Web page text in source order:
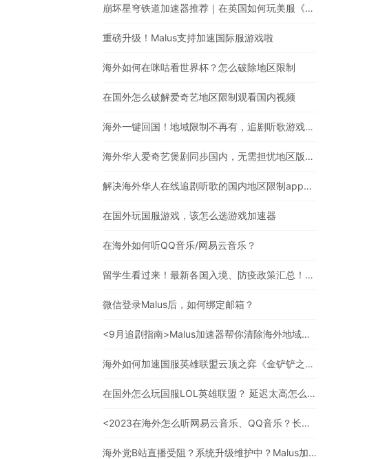
崩坏星穹铁道加速器推荐｜在英国如何玩美服《崩坏：星穹铁道》
重磅升级！Malus支持加速国际服游戏啦
海外如何在咪咕看世界杯？怎么破除地区限制
在国外怎么破解爱奇艺地区限制观看国内视频
海外一键回国！地域限制不再有，追剧听歌游戏全都行
海外华人爱奇艺煲剧同步国内，无需担忧地区版权限制
解决海外华人在线追剧听歌的国内地区限制app，强烈安利
在国外玩国服游戏，该怎么选游戏加速器
在海外如何听QQ音乐/网易云音乐？
留学生看过来！最新各国入境、防疫政策汇总！（文末有福利）
微信登录Malus后，如何绑定邮箱？
<9月追剧指南>Malus加速器帮你清除海外地域限制，实现追剧自由！
海外如何加速国服英雄联盟云顶之弈《金铲铲之战》？
在国外怎么玩国服LOL英雄联盟？ 延迟太高怎么办？
<2023在海外怎么听网易云音乐、QQ音乐？长久有效的方法来了>
海外党B站直播受阻？系统升级维护中？Malus加速器帮你一步解决真问题